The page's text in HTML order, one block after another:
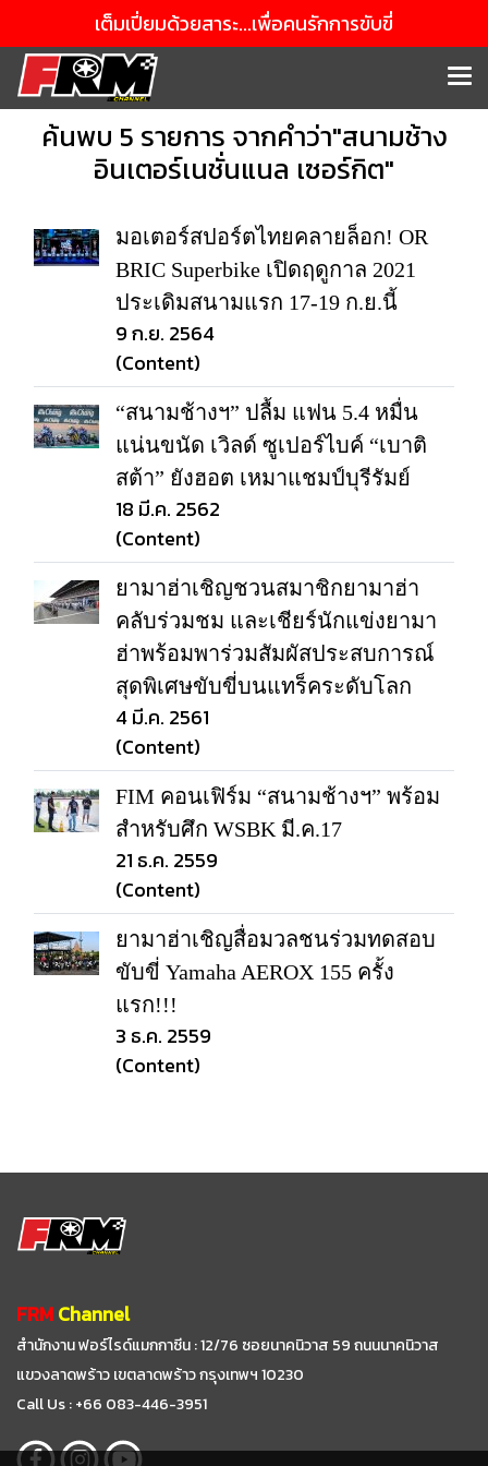
เต็มเปี่ยมด้วยสาระ...เพื่อคนรักการขับขี่
ค้นพบ 5 รายการ จากคำว่า"สนามช้าง
อินเตอร์เนชั่นแนล เซอร์กิต"
มอเตอร์สปอร์ตไทยคลายล็อก! OR
BRIC Superbike เปิดฤดูกาล 2021
ประเดิมสนามแรก 17-19 ก.ย.นี้
9 ก.ย. 2564
(Content)
“สนามช้างฯ” ปลื้ม แฟน 5.4 หมื่น
แน่นขนัด เวิลด์ ซูเปอร์ไบค์ “เบาติ
สต้า” ยังฮอต เหมาแชมป์บุรีรัมย์
18 มี.ค. 2562
(Content)
ยามาฮ่าเชิญชวนสมาชิกยามาฮ่า
คลับร่วมชม และเชียร์นักแข่งยามา
ฮ่าพร้อมพาร่วมสัมผัสประสบการณ์
สุดพิเศษขับขี่บนแทร็คระดับโลก
4 มี.ค. 2561
(Content)
FIM คอนเฟิร์ม “สนามช้างฯ” พร้อม
สำหรับศึก WSBK มี.ค.17
21 ธ.ค. 2559
(Content)
ยามาฮ่าเชิญสื่อมวลชนร่วมทดสอบ
ขับขี่ Yamaha AEROX 155 ครั้ง
แรก!!!
3 ธ.ค. 2559
(Content)
FRMChannel
สำนักงาน ฟอร์ไรด์แมกกาซีน : 12/76 ซอยนาคนิวาส 59ถนนนาคนิวาส
แขวงลาดพร้าว เขตลาดพร้าว กรุงเทพฯ 10230
Call Us : +66 083-446-3951